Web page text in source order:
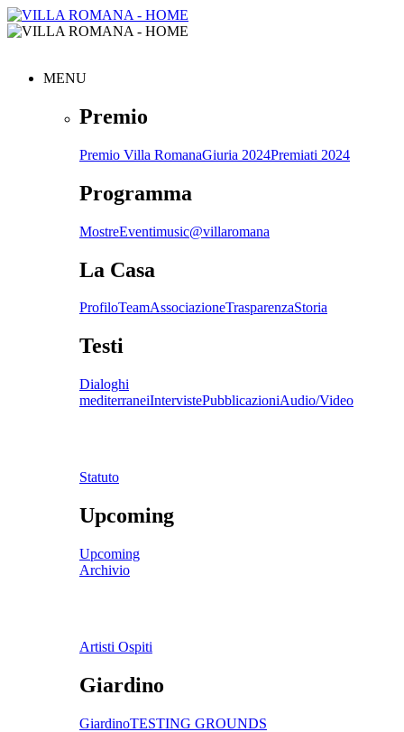
MENU
Premio
Premio Villa RomanaGiuria 2024Premiati 2024
Programma
MostreEventimusic@villaromana
La Casa
ProfiloTeamAssociazioneTrasparenzaStoria
Testi
Dialoghi
mediterraneiIntervistePubblicazioniAudio/Video
Statuto
Upcoming
Upcoming
Archivio
Artisti Ospiti
Giardino
GiardinoTESTING GROUNDS